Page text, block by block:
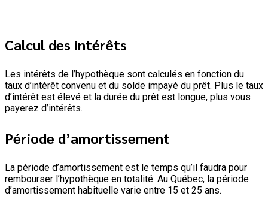
Calcul des intérêts
Les intérêts de l’hypothèque sont calculés en fonction du
taux d’intérêt convenu et du solde impayé du prêt. Plus le taux
d’intérêt est élevé et la durée du prêt est longue, plus vous
payerez d’intérêts.
Période d’amortissement
La période d’amortissement est le temps qu’il faudra pour
rembourser l’hypothèque en totalité. Au Québec, la période
d’amortissement habituelle varie entre 15 et 25 ans.